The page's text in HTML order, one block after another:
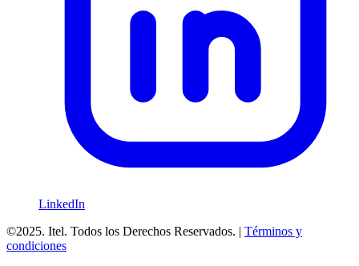
LinkedIn
©2025. Itel. Todos los Derechos Reservados. | Términos y
condiciones